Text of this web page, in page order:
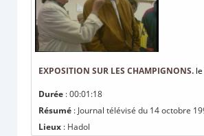
EXPOSITION SUR LES CHAMPIGNONS.
Durée : 00:01:18
Résumé : Journal télévisé du 14 octobre
Lieux : Hadol